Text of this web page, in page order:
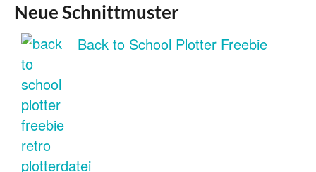
Neue Schnittmuster
Back to School Plotter Freebie